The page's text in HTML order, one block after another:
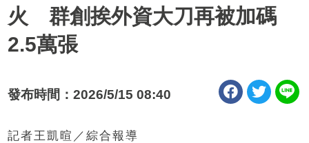
火 群創挨外資大刀再被加碼
2.5萬張
發布時間：2026/5/15 08:40
記者王凱暄／綜合報導